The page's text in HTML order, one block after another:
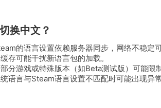
换中文？
的语言设置依赖服务器同步，网络不稳定
缓存可能干扰新语言包的加载。
部分游戏或特殊版本（如Beta测试版）可能限
统语言与Steam语言设置不匹配时可能出现异常